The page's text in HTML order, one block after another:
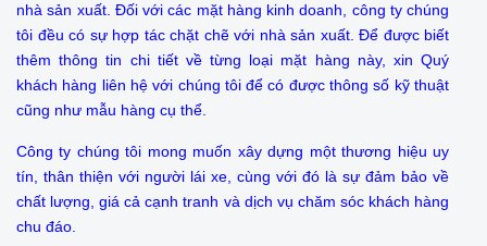
nhà sản xuất. Đối với các mặt hàng kinh doanh, công ty chúng
tôi đều có sự hợp tác chặt chẽ với nhà sản xuất. Để được biết
thêm thông tin chi tiết về từng loại mặt hàng này, xin Quý
khách hàng liên hệ với chúng tôi để có được thông số kỹ thuật
cũng như mẫu hàng cụ thể.
Công ty chúng tôi mong muốn xây dựng một thương hiệu uy
tín, thân thiện với người lái xe, cùng với đó là sự đảm bảo về
chất lượng, giá cả cạnh tranh và dịch vụ chăm sóc khách hàng
chu đáo.